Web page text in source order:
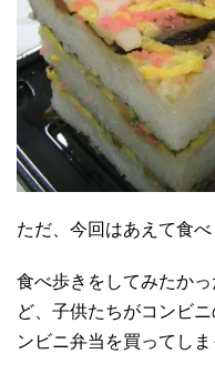
ただ、今回はあえて食べ
食べ歩きをしてみたか
ど、子供たちがコンビ
ンビニ弁当を買ってしま